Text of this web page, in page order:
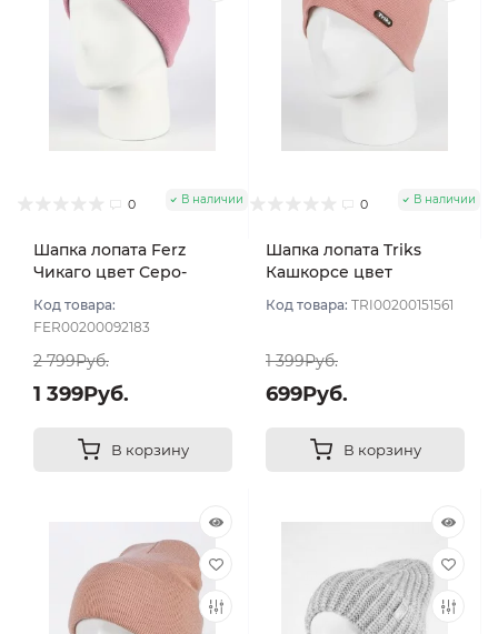
0 В наличии
Шапка лопата Ferz
Чикаго цвет Серо-
Код товара:
FER00200092183
2 799Руб.
1 399Руб.
В корзину
0 В наличии
Шапка лопата Triks
Кашкорсе цвет
Код товара: TRI00200151561
1 399Руб.
699Руб.
В корзину